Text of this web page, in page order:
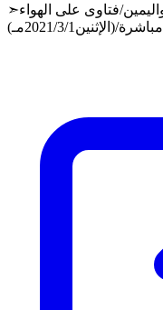
➣كيفية الإطعام فى كفارة النذر واليمين/فتاوى على الهواء
مباشرة/(الإثنين2021/3/1مـ)